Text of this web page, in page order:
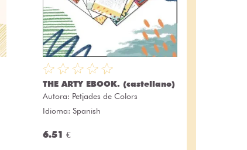
THE ARTY EBOOK. (castellano)
Autora: Petjades de Colors
Idioma: Spanish
6.51 €